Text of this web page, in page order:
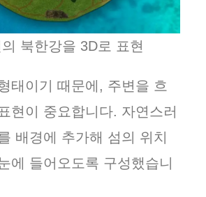
북한강을 3D로 표현
태이기 때문에, 주변을 흐
현이 중요합니다. 자연스러
배경에 추가해 섬의 위치
에 들어오도록 구성했습니